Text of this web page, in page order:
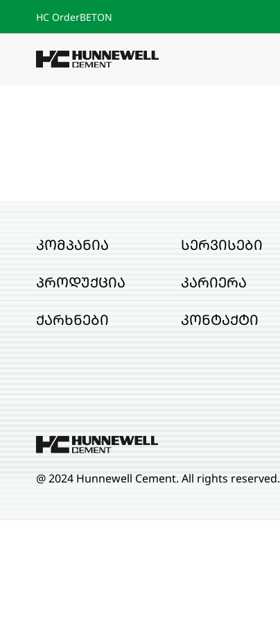
HC OrderBETON
კომპანია
პროდუქცია
ქარხნები
სერვისები
კარიერა
კონტაქტი
@ 2024 Hunnewell Cement. All rights reserved.